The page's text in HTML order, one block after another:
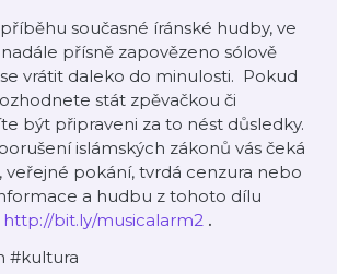
současné íránské hudby, ve
přísně zapovězeno sólově
vrátit daleko do minulosti. Pokud
stát zpěvačkou či
být připraveni za to nést důsledky.
islámských zákonů vás čeká
veřejné pokání, tvrdá cenzura nebo
a hudbu z tohoto dílu
http://bit.ly/musicalarm2 .
#kultura